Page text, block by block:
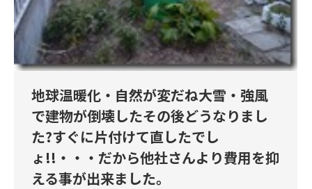
地球温暖化・自然が変だね大雪・強風
で建物が倒壊したその後どうなりまし
た?すぐに片付けて直したでし
ょ!!・・・だから他社さんより費用を抑
える事が出来ました。